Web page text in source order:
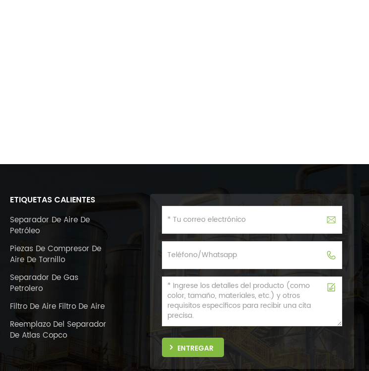
ETIQUETAS CALIENTES
Separador De Aire De
Petróleo
Piezas De Compresor De
Aire De Tornillo
Separador De Gas
Petrolero
Filtro De Aire Filtro De Aire
Reemplazo Del Separador
De Atlas Copco
ENTREGAR